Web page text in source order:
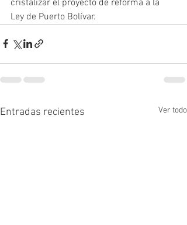
cristalizar el proyecto de reforma a la
Ley de Puerto Bolívar.
Entradas recientes Ver todo